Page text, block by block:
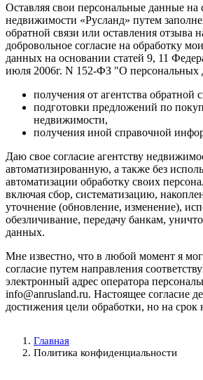
Оставляя свои персональные данные на
недвижимости «Русланд» путем
обратной связи или оставления отзыва
добровольное согласие на обработку
данных на основании статей 9, 11
июля 2006г. N 152-ФЗ "О персональных
получения от агентства обратной
подготовки предложений по
недвижимости,
получения иной справочной
Даю свое согласие агентству
автоматизированную, а также без
автоматизации обработку своих
включая сбор, систематизацию,
уточнение (обновление, изменение),
обезличивание, передачу банкам,
данных.
Мне известно, что в любой момент я
согласие путем направления
электронный адрес оператора
info@anrusland.ru. Настоящее согласие
достижения цели обработки, но на срок
Главная
Политика конфиденциальности